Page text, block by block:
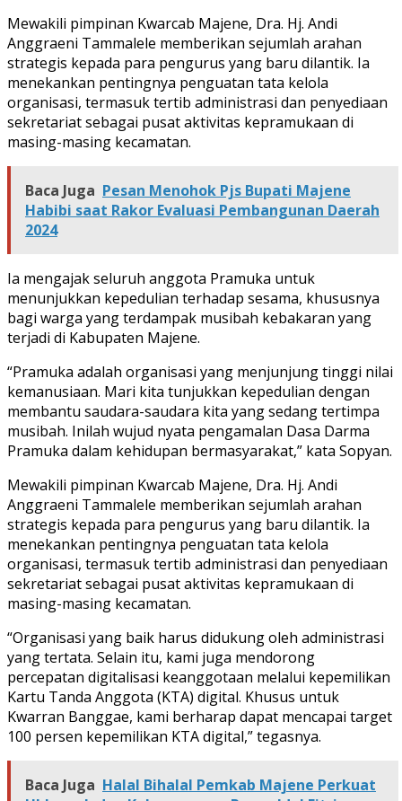
Mewakili pimpinan Kwarcab Majene, Dra. Hj. Andi
Anggraeni Tammalele memberikan sejumlah arahan
strategis kepada para pengurus yang baru dilantik. Ia
menekankan pentingnya penguatan tata kelola
organisasi, termasuk tertib administrasi dan penyediaan
sekretariat sebagai pusat aktivitas kepramukaan di
masing-masing kecamatan.
Baca Juga Pesan Menohok Pjs Bupati Majene
Habibi saat Rakor Evaluasi Pembangunan Daerah
2024
Ia mengajak seluruh anggota Pramuka untuk
menunjukkan kepedulian terhadap sesama, khususnya
bagi warga yang terdampak musibah kebakaran yang
terjadi di Kabupaten Majene.
“Pramuka adalah organisasi yang menjunjung tinggi nilai
kemanusiaan. Mari kita tunjukkan kepedulian dengan
membantu saudara-saudara kita yang sedang tertimpa
musibah. Inilah wujud nyata pengamalan Dasa Darma
Pramuka dalam kehidupan bermasyarakat,” kata Sopyan.
Mewakili pimpinan Kwarcab Majene, Dra. Hj. Andi
Anggraeni Tammalele memberikan sejumlah arahan
strategis kepada para pengurus yang baru dilantik. Ia
menekankan pentingnya penguatan tata kelola
organisasi, termasuk tertib administrasi dan penyediaan
sekretariat sebagai pusat aktivitas kepramukaan di
masing-masing kecamatan.
“Organisasi yang baik harus didukung oleh administrasi
yang tertata. Selain itu, kami juga mendorong
percepatan digitalisasi keanggotaan melalui kepemilikan
Kartu Tanda Anggota (KTA) digital. Khusus untuk
Kwarran Banggae, kami berharap dapat mencapai target
100 persen kepemilikan KTA digital,” tegasnya.
Baca Juga Halal Bihalal Pemkab Majene Perkuat